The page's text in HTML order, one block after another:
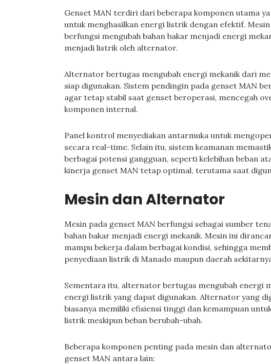
Genset MAN terdiri dari beberapa komponen utama
untuk menghasilkan energi listrik dengan efektif.
berfungsi mengubah bahan bakar menjadi energi
menjadi listrik oleh alternator.
Alternator bertugas mengubah energi mekanik dari
siap digunakan. Sistem pendingin pada genset MAN
agar tetap stabil saat genset beroperasi, mencegah
komponen internal.
Panel kontrol menyediakan antarmuka untuk
secara real-time. Selain itu, sistem keamanan
berbagai potensi gangguan, seperti kelebihan beban
kinerja genset MAN tetap optimal, terutama saat
Mesin dan Alternator
Mesin pada genset MAN berfungsi sebagai sumber
bahan bakar menjadi energi mekanik. Mesin ini
mampu bekerja dalam berbagai kondisi, sehingga
penyediaan listrik di Manado maupun daerah
Sementara itu, alternator bertugas mengubah energi
energi listrik yang dapat digunakan. Alternator yang
biasanya memiliki efisiensi tinggi dan kemampuan
listrik meskipun beban berubah-ubah.
Beberapa komponen penting pada mesin dan
genset MAN antara lain: